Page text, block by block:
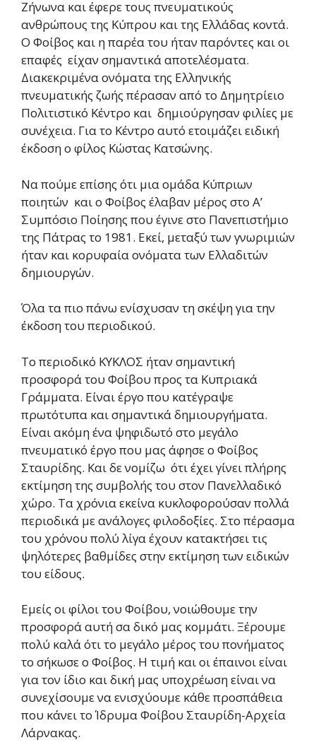
Ζήνωνα και έφερε τους πνευματικούς
ανθρώπους της Κύπρου και της Ελλάδας κοντά.
Ο Φοίβος και η παρέα του ήταν παρόντες και οι
επαφές είχαν σημαντικά αποτελέσματα.
Διακεκριμένα ονόματα της Ελληνικής
πνευματικής ζωής πέρασαν από το Δημητρίειο
Πολιτιστικό Κέντρο και δημιούργησαν φιλίες με
συνέχεια. Για το Κέντρο αυτό ετοιμάζει ειδική
έκδοση ο φίλος Κώστας Κατσώνης.
Να πούμε επίσης ότι μια ομάδα Κύπριων
ποιητών και ο Φοίβος έλαβαν μέρος στο Α’
Συμπόσιο Ποίησης που έγινε στο Πανεπιστήμιο
της Πάτρας το 1981. Εκεί, μεταξύ των γνωριμιών
ήταν και κορυφαία ονόματα των Ελλαδιτών
δημιουργών.
Όλα τα πιο πάνω ενίσχυσαν τη σκέψη για την
έκδοση του περιοδικού.
Το περιοδικό ΚΥΚΛΟΣ ήταν σημαντική
προσφορά του Φοίβου προς τα Κυπριακά
Γράμματα. Είναι έργο που κατέγραψε
πρωτότυπα και σημαντικά δημιουργήματα.
Είναι ακόμη ένα ψηφιδωτό στο μεγάλο
πνευματικό έργο που μας άφησε ο Φοίβος
Σταυρίδης. Και δε νομίζω ότι έχει γίνει πλήρης
εκτίμηση της συμβολής του στον Πανελλαδικό
χώρο. Τα χρόνια εκείνα κυκλοφορούσαν πολλά
περιοδικά με ανάλογες φιλοδοξίες. Στο πέρασμα
του χρόνου πολύ λίγα έχουν κατακτήσει τις
ψηλότερες βαθμίδες στην εκτίμηση των ειδικών
του είδους.
Εμείς οι φίλοι του Φοίβου, νοιώθουμε την
προσφορά αυτή σα δικό μας κομμάτι. Ξέρουμε
πολύ καλά ότι το μεγάλο μέρος του πονήματος
το σήκωσε ο Φοίβος. Η τιμή και οι έπαινοι είναι
για τον ίδιο και δική μας υποχρέωση είναι να
συνεχίσουμε να ενισχύουμε κάθε προσπάθεια
που κάνει το Ίδρυμα Φοίβου Σταυρίδη-Αρχεία
Λάρνακας.